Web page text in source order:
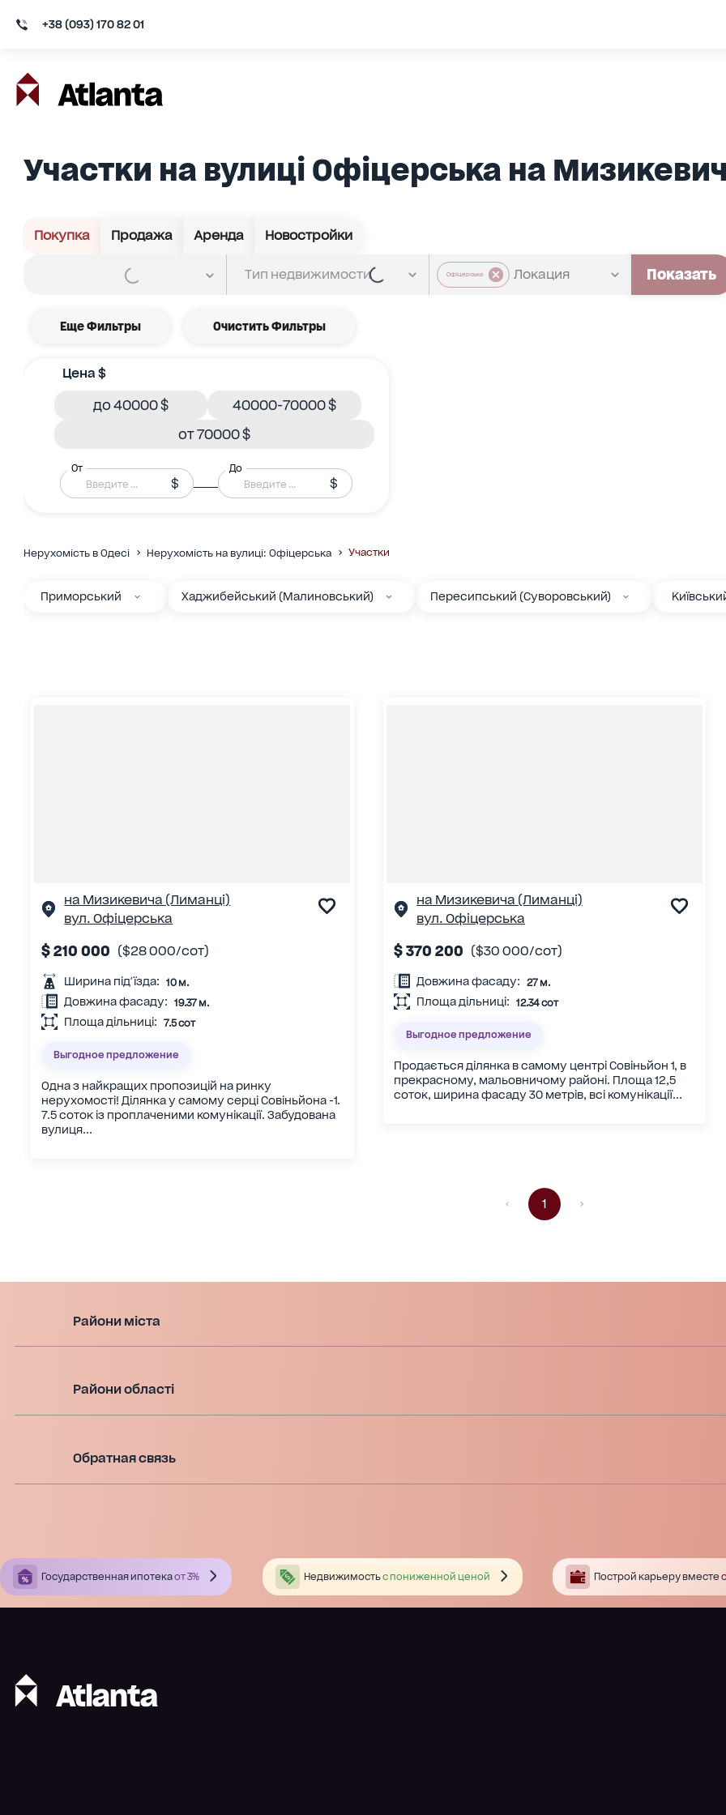
+38 (093) 170 82 01
Участки на вулиці Офіцерська на
Покупка Продажа Аренда Новостройки
Офіцерська Показать
Еще Фильтры Очистить Фильтры
Цена $
до 40000 $
40000-70000 $
от 70000 $
От
$
До
$
Нерухомість в Одесі Нерухомість на вулиці: Офіцерська Участки
Приморський Хаджибейський (Малиновський) Пересипський (Суворовський)
на Мизикевича (Лиманці)
вул. Офіцерська
$ 210 000 ($28 000/сот)
Ширина під'їзда: 10 м.
Довжина фасаду: 19.37 м.
Площа дільниці: 7.5 сот
Выгодное предложение
Одна з найкращих пропозицій на ринку
нерухомості! Ділянка у самому серці Совіньйона -1.
7.5 соток із проплаченими комунікації. Забудована
вулиця...
на Мизикевича (Лиманці)
вул. Офіцерська
$ 370 200 ($30 000/сот)
Довжина фасаду: 27 м.
Площа дільниці: 12.34 сот
Выгодное предложение
Продається ділянка в самому центрі Совіньйон 1, в
прекрасному, мальовничому районі. Площа 12,5
соток, ширина фасаду 30 метрів, всі комунікації...
1
Райони міста
Райони області
Обратная связь
Государственная ипотекаот 3% Недвижимостьс пониженной ценой Построй карьеру вместе